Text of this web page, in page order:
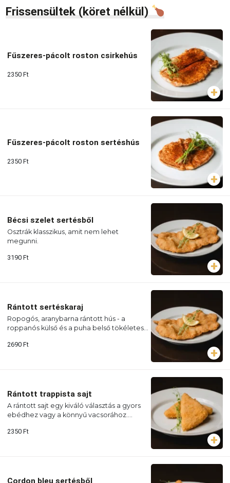
Frissensültek (köret nélkül)
Fűszeres-pácolt roston csirkehús
2350 Ft
Fűszeres-pácolt roston sertéshús
2350 Ft
Bécsi szelet sertésből
Osztrák klasszikus, amit nem lehet
megunni.
3190 Ft
Rántott sertéskaraj
Ropogós, aranybarna rántott hús - a
roppanós külső és a puha belső tökéletes
2690 Ft
Rántott trappista sajt
A rántott sajt egy kiváló választás a gyors
ebédhez vagy a könnyű vacsorához.
sajtfalatokkal!
2350 Ft
Cordon bleu sertésből